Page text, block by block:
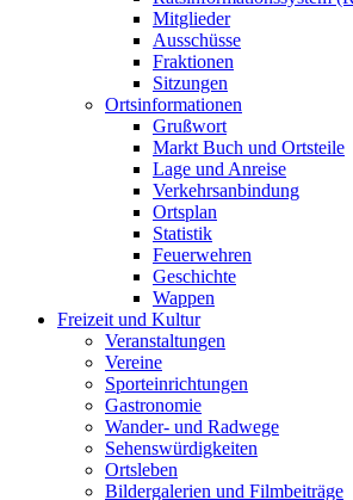
Mitglieder
Ausschüsse
Fraktionen
Sitzungen
Ortsinformationen
Grußwort
Markt Buch und Ortsteile
Lage und Anreise
Verkehrsanbindung
Ortsplan
Statistik
Feuerwehren
Geschichte
Wappen
Freizeit und Kultur
Veranstaltungen
Vereine
Sporteinrichtungen
Gastronomie
Wander- und Radwege
Sehenswürdigkeiten
Ortsleben
Bildergalerien und Filmbeiträge